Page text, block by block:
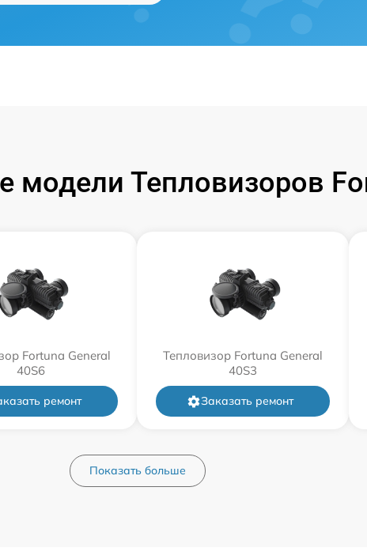
модели Тепловизоров
Fortuna General
40S6
ремонт
Тепловизор Fortuna General
40S3
Заказать ремонт
Показать больше